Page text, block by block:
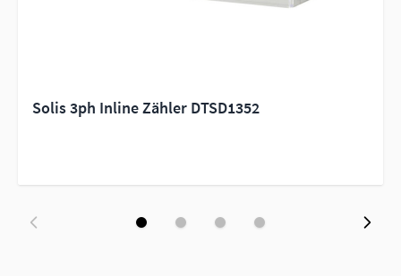
Solis 3ph Inline Zähler DTSD1352